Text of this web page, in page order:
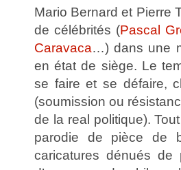
Mario Bernard et Pierre
de célébrités (Pascal
Caravaca…) dans une
en état de siège. Le
se faire et se défaire,
(soumission ou
de la real politique).
parodie de pièce de
caricatures dénués de